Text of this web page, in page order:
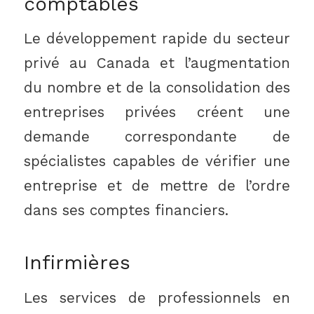
Le développement rapide du secteur
privé au Canada et l’augmentation
du nombre et de la consolidation des
entreprises privées créent une
demande correspondante de
spécialistes capables de vérifier une
entreprise et de mettre de l’ordre
dans ses comptes financiers.
Infirmières
Les services de professionnels en